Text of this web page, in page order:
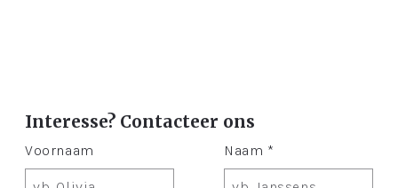
Interesse? Contacteer ons
Voornaam Naam *